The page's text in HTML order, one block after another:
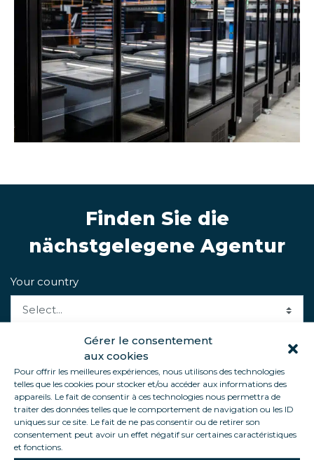
Gérer le consentement
aux cookies
Pour offrir les meilleures expériences, nous utilisons des technologies
telles que les cookies pour stocker et/ou accéder aux informations des
appareils. Le fait de consentir à ces technologies nous permettra de
traiter des données telles que le comportement de navigation ou les ID
uniques sur ce site. Le fait de ne pas consentir ou de retirer son
consentement peut avoir un effet négatif sur certaines caractéristiques
et fonctions.
Finden Sie die
nächstgelegene Agentur
Your country
Your zipcode or city